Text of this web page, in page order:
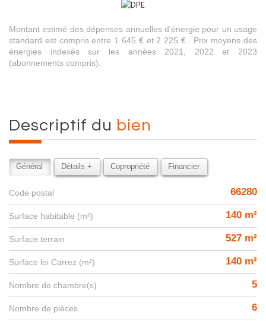
Montant estimé des dépenses annuelles d'énergie pour un usage
standard est compris entre 1 645 € et 2 225 € . Prix moyens des
énergies indexés sur les années 2021, 2022 et 2023
(abonnements compris).
descriptif du bien
Général Détails + Copropriété Financier
Code postal 66280
Surface habitable (m²) 140 m²
surface terrain 527 m²
Surface loi Carrez (m²) 140 m²
Nombre de chambre(s) 5
Nombre de pièces 6